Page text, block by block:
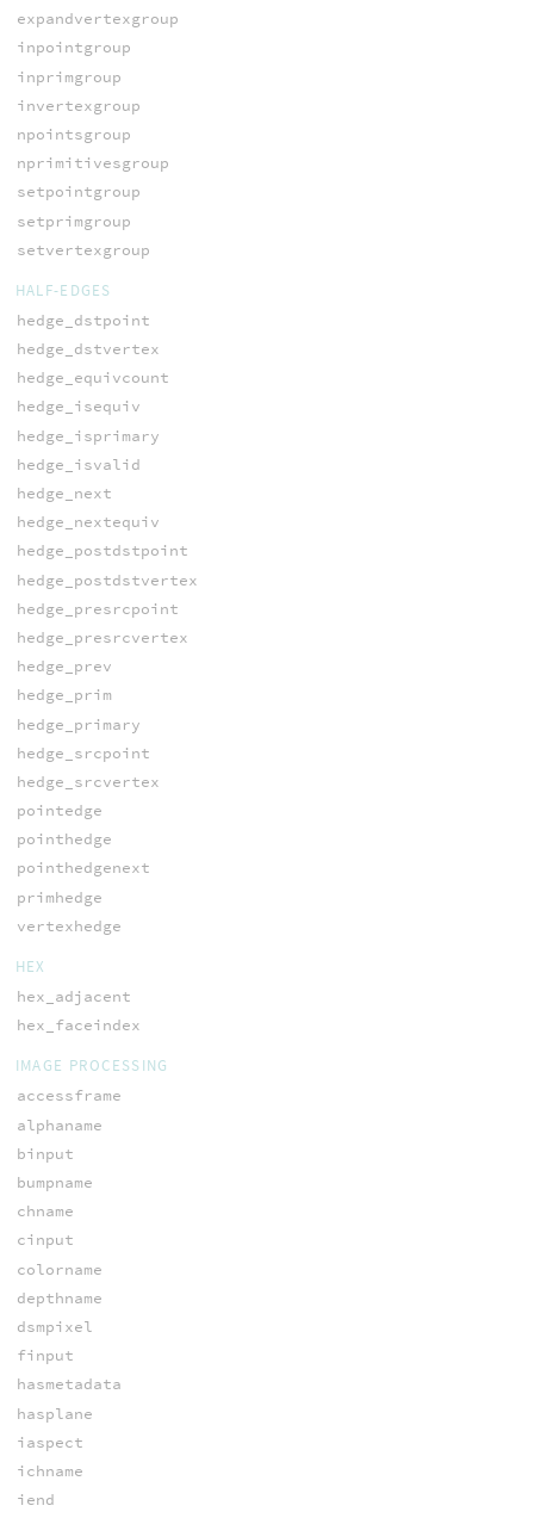
expandvertexgroup
inpointgroup
inprimgroup
invertexgroup
npointsgroup
nprimitivesgroup
setpointgroup
setprimgroup
setvertexgroup
HALF-EDGES
hedge_dstpoint
hedge_dstvertex
hedge_equivcount
hedge_isequiv
hedge_isprimary
hedge_isvalid
hedge_next
hedge_nextequiv
hedge_postdstpoint
hedge_postdstvertex
hedge_presrcpoint
hedge_presrcvertex
hedge_prev
hedge_prim
hedge_primary
hedge_srcpoint
hedge_srcvertex
pointedge
pointhedge
pointhedgenext
primhedge
vertexhedge
HEX
hex_adjacent
hex_faceindex
IMAGE PROCESSING
accessframe
alphaname
binput
bumpname
chname
cinput
colorname
depthname
dsmpixel
finput
hasmetadata
hasplane
iaspect
ichname
iend